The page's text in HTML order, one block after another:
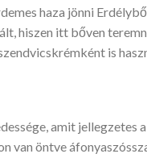
haza jönni
hiszen itt bőven
is
amit
van öntve